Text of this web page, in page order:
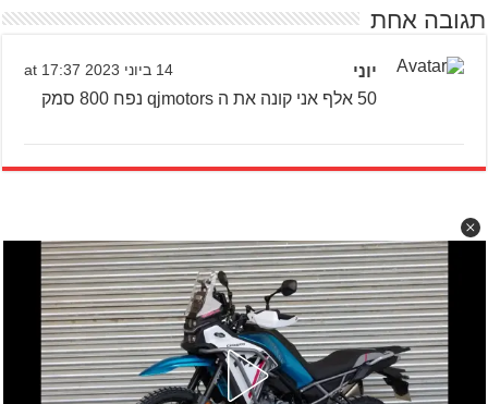
תגובה אחת
‪יוני 14 ביוני 2023 at 17:37
50 אלף אני קונה את ה qjmotors נפח 800 סמק